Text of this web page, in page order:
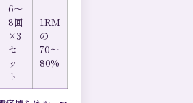
6〜
8回
×3
セ
ッ
ト
1RM
の
70〜
80%